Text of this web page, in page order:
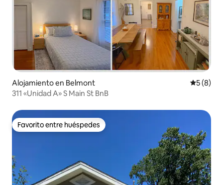
Alojamiento en Belmont
5 (8)
311 «Unidad A» S Main St BnB
Favorito entre huéspedes
Favorito entre huéspedes